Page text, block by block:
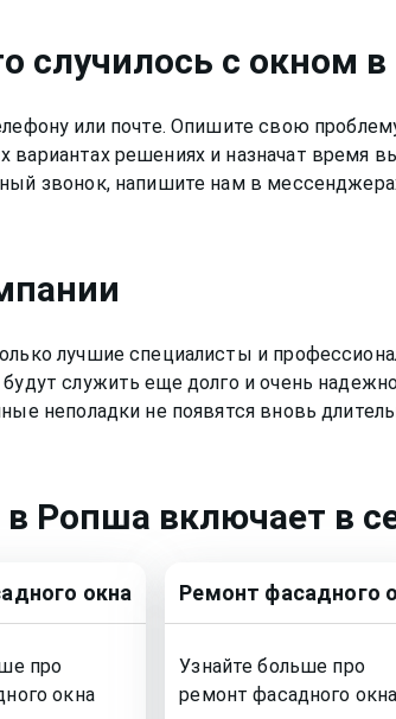
случилось с окном
или почте. Опишите свою
решениях и назначат время
звонок, напишите нам в
лучшие специалисты и
служить еще долго и очень
неполадки не появятся вновь
в Ропша включает в
окна
про
окна
Ремонт фасадного
Узнайте больше про
ремонтфасадного окна